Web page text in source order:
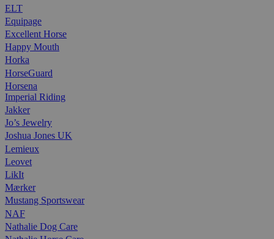
ELT
Equipage
Excellent Horse
Happy Mouth
Horka
HorseGuard
Horsena
Imperial Riding
Jakker
Jo’s Jewelry
Joshua Jones UK
Lemieux
Leovet
LikIt
Mærker
Mustang Sportswear
NAF
Nathalie Dog Care